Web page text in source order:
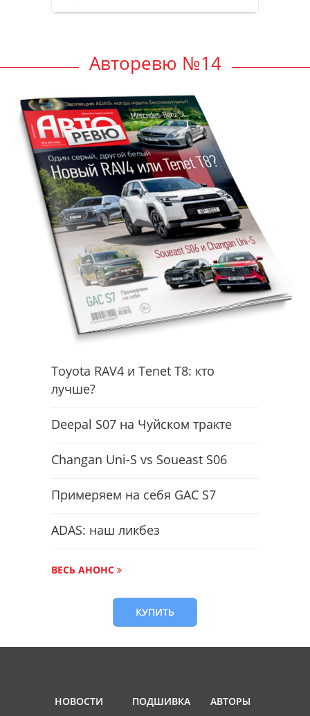
Авторевю №14
Toyota RAV4 и Tenet T8: кто
лучше?
Deepal S07 на Чуйском тракте
Changan Uni-S vs Soueast S06
Примеряем на себя GAC S7
ADAS: наш ликбез
ВЕСЬ АНОНС
КУПИТЬ
НОВОСТИ
ПОДШИВКА
АВТОРЫ